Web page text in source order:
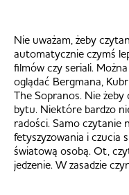
Nie uważam, żeby
automatycznie czymś
filmów czy seriali. Można
oglądać Bergmana,
The Sopranos. Nie
bytu. Niektóre bardzo
radości. Samo czytanie
fetyszyzowania i czucia
światową osobą. Ot,
jedzenie. W zasadzie